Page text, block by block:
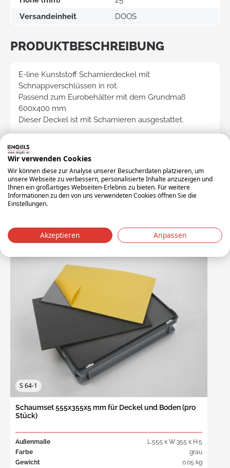
Versandeinheit
DOOS
PRODUKTBESCHREIBUNG
E-line Kunststoff Scharnierdeckel mit
Schnappverschlüssen in rot.
Passend zum Eurobehälter mit dem Grundmaß
600x400 mm.
Dieser Deckel ist mit Scharnieren ausgestattet.
Gewicht: 0.7 kg
Farbe: rot
Extra Spezifikationen: MIT ENGELS EINSATZ
S 64-1
Schaumset 555x355x5 mm für Deckel und Boden (pro
Stück)
Außenmaße
L:555 x W:355 x H:5
Farbe
grau
Gewicht
0.05 kg
Wir verwenden Cookies
Wir können diese zur Analyse unserer Besucherdaten platzieren, um
unsere Webseite zu verbessern, personalisierte Inhalte anzuzeigen und
Ihnen ein großartiges Webseiten-Erlebnis zu bieten. Für weitere
Informationen zu den von uns verwendeten Cookies öffnen Sie die
Einstellungen.
Akzeptieren Anpassen